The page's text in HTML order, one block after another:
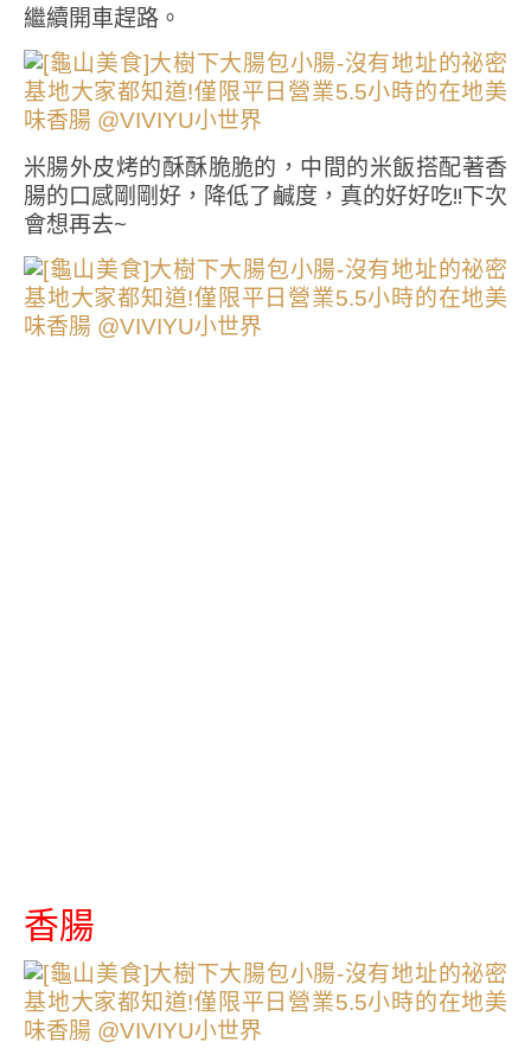
繼續開車趕路。
米腸外皮烤的酥酥脆脆的，中間的米飯搭配著香
腸的口感剛剛好，降低了鹹度，真的好好吃!!下次
會想再去~
香腸